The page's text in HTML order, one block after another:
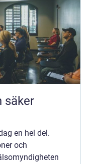
säker
en hel del.
och